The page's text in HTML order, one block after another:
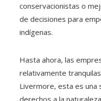
conservacionistas o
de decisiones para
indígenas.
Hasta ahora, las
relativamente
Livermore, esta es una
derechos a la